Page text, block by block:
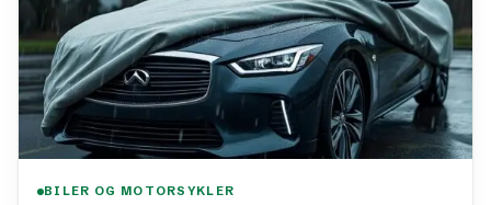
BILER OG MOTORSYKLER